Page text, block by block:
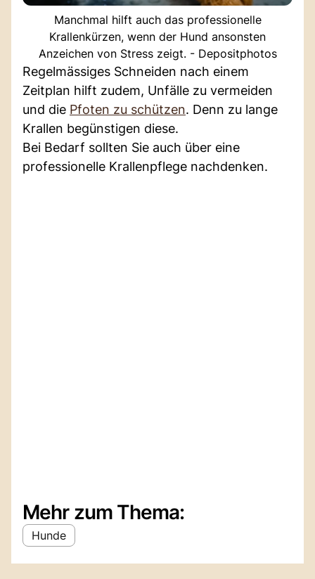
Manchmal hilft auch das professionelle
Krallenkürzen, wenn der Hund ansonsten
Anzeichen von Stress zeigt. - Depositphotos
Regelmässiges Schneiden nach einem
Zeitplan hilft zudem, Unfälle zu vermeiden
und die Pfoten zu schützen. Denn zu lange
Krallen begünstigen diese.
Bei Bedarf sollten Sie auch über eine
professionelle Krallenpflege nachdenken.
Mehr zum Thema:
Hunde